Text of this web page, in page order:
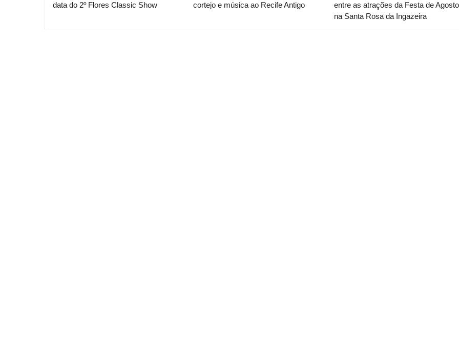
data do 2º Flores Classic Show
cortejo e música ao Recife Antigo
entre as atrações da Festa de
na Santa Rosa da Ingazeira